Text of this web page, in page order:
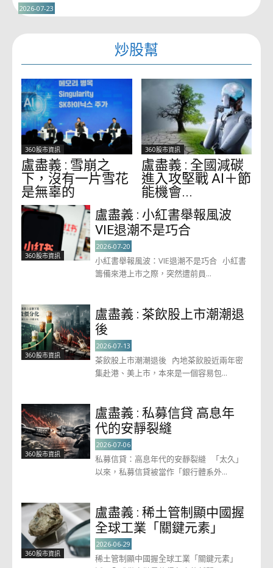
2026-07-23
炒股幫
360股市資訊
盧盡義 : 雪崩之
下，沒有一片雪花
是無辜的
360股市資訊
盧盡義 : 全國減碳
進入攻堅戰 AI＋節
能機會...
360股市資訊
盧盡義 : 小紅書舉報風波
VIE退潮不是巧合
2026-07-20
小紅書舉報風波：VIE退潮不是巧合 小紅書
籌備來港上市之際，突然遭前員...
360股市資訊
盧盡義 : 茶飲股上市潮潮退
後
2026-07-13
茶飲股上市潮潮退後 內地茶飲股近兩年密
集赴港、美上市，本來是一個容易包...
360股市資訊
盧盡義 : 私募信貸 高息年
代的安靜裂縫
2026-07-06
私募信貸：高息年代的安靜裂縫 「太久」
以來，私募信貸被當作「銀行體系外...
360股市資訊
盧盡義 : 稀土管制顯中國握
全球工業「關鍵元素」
2026-06-29
稀土管制顯中國握全球工業「關鍵元素」